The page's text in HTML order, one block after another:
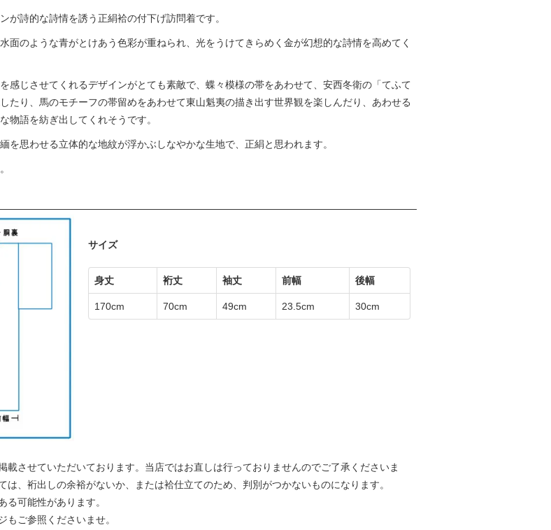
詩的な詩情を誘う正絹袷の付下げ訪問着です。
面のような青がとけあう色彩が重ねられ、光をうけてきらめく金が幻想的な詩情を高めてく
感じさせてくれるデザインがとても素敵で、蝶々模様の帯をあわせて、安西冬衛の「てふて
たり、馬のモチーフの帯留めをあわせて東山魁夷の描き出す世界観を楽しんだり、あわせる
物語を紡ぎ出してくれそうです。
思わせる立体的な地紋が浮かぶしなやかな生地で、正絹と思われます。
サイズ
身丈 裄丈 袖丈 前幅 後幅
170cm 70cm 49cm 23.5cm 30cm
させていただいております。当店ではお直しは行っておりませんのでご了承くださいま
、裄出しの余裕がないか、または袷仕立てのため、判別がつかないものになります。
可能性があります。
もご参照くださいませ。